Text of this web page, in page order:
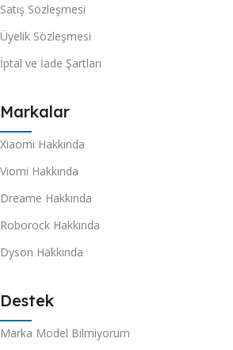
Satış Sözleşmesi
Üyelik Sözleşmesi
İptal ve İade Şartları
Markalar
Xiaomi Hakkında
Viomi Hakkında
Dreame Hakkında
Roborock Hakkında
Dyson Hakkında
Destek
Marka Model Bilmiyorum